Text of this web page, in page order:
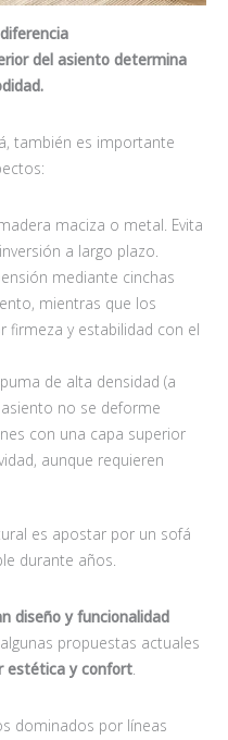
del asiento determina
también es importante
maciza o metal. Evita
a largo plazo.
mediante cinchas
mientras que los
firmeza y estabilidad con el
de alta densidad (a
no se deforme
con una capa superior
aunque requieren
es apostar por un sofá
durante años.
diseño y funcionalidad
propuestas actuales
estética y confort.
dominados por líneas